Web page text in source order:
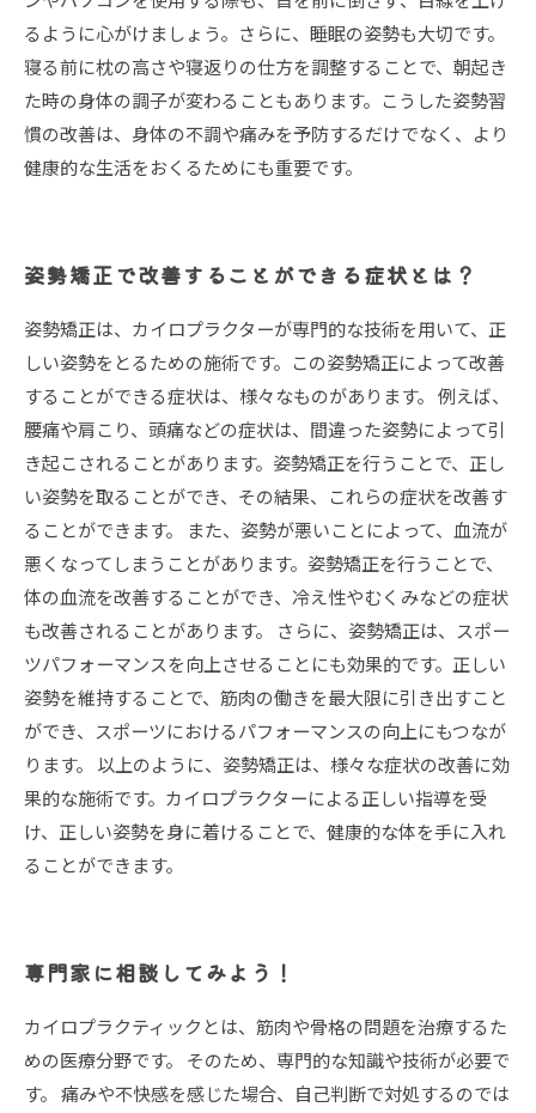
るように心がけましょう。さらに、睡眠の姿勢も大切です。
寝る前に枕の高さや寝返りの仕方を調整することで、朝起き
た時の身体の調子が変わることもあります。こうした姿勢習
慣の改善は、身体の不調や痛みを予防するだけでなく、より
健康的な生活をおくるためにも重要です。
姿勢矯正で改善することができる症状とは？
姿勢矯正は、カイロプラクターが専門的な技術を用いて、正
しい姿勢をとるための施術です。この姿勢矯正によって改善
することができる症状は、様々なものがあります。 例えば、
腰痛や肩こり、頭痛などの症状は、間違った姿勢によって引
き起こされることがあります。姿勢矯正を行うことで、正し
い姿勢を取ることができ、その結果、これらの症状を改善す
ることができます。 また、姿勢が悪いことによって、血流が
悪くなってしまうことがあります。姿勢矯正を行うことで、
体の血流を改善することができ、冷え性やむくみなどの症状
も改善されることがあります。 さらに、姿勢矯正は、スポー
ツパフォーマンスを向上させることにも効果的です。正しい
姿勢を維持することで、筋肉の働きを最大限に引き出すこと
ができ、スポーツにおけるパフォーマンスの向上にもつなが
ります。 以上のように、姿勢矯正は、様々な症状の改善に効
果的な施術です。カイロプラクターによる正しい指導を受
け、正しい姿勢を身に着けることで、健康的な体を手に入れ
ることができます。
専門家に相談してみよう！
カイロプラクティックとは、筋肉や骨格の問題を治療するた
めの医療分野です。 そのため、専門的な知識や技術が必要で
す。 痛みや不快感を感じた場合、自己判断で対処するのでは